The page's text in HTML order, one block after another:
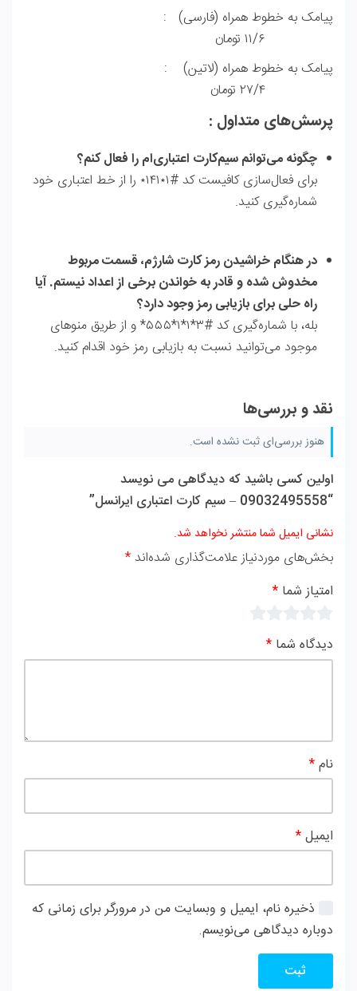
پیامک به خطوط همراه (فارسی) :
پیامک به خطوط همراه (لاتین) :
پرسش‌های متداول :
چگونه می‌توانم سیم‌کارت اعتباری‌ام را فعال کنم؟
برای فعال‌سازی کافیست کد #۱٭۱۴۱٭
را از خط اعتباری خود
شماره‌گیری کنید.
در هنگام خراشیدن رمز کارت شارژم، قسمت مربوط
مخدوش شده و قادر به خواندن برخی از اعداد نیستم. آیا
راه حلی برای بازیابی رمز وجود دارد؟
بله، با شماره‌گیری کد #۳*۱*۱*۵۵۵*
و از طریق منوهای
موجود می‌توانید نسبت به بازیابی رمز خود اقدام کنید.
نقد و بررسی‌ها
هنوز بررسی‌ای ثبت نشده است.
اولین کسی باشید که دیدگاهی می نویسد
“09032495558 – سیم کارت اعتباری ایرانسل”
نشانی ایمیل شما منتشر نخواهد شد.
بخش‌های موردنیاز علامت‌گذاری شده‌اند *
امتیاز شما *
دیدگاه شما *
نام*
ایمیل*
ذخیره نام، ایمیل و وبسایت من در مرورگر برای زمانی که
دوباره دیدگاهی می‌نویسم.